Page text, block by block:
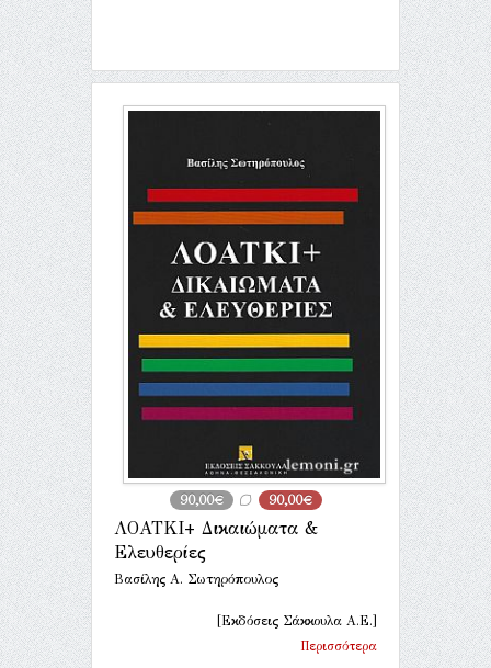
90,00€ 90,00€
ΛΟΑΤΚΙ+ Δικαιώματα &
Ελευθερίες
Βασίλης Α. Σωτηρόπουλος
[Εκδόσεις Σάκκουλα Α.Ε.]
Περισσότερα